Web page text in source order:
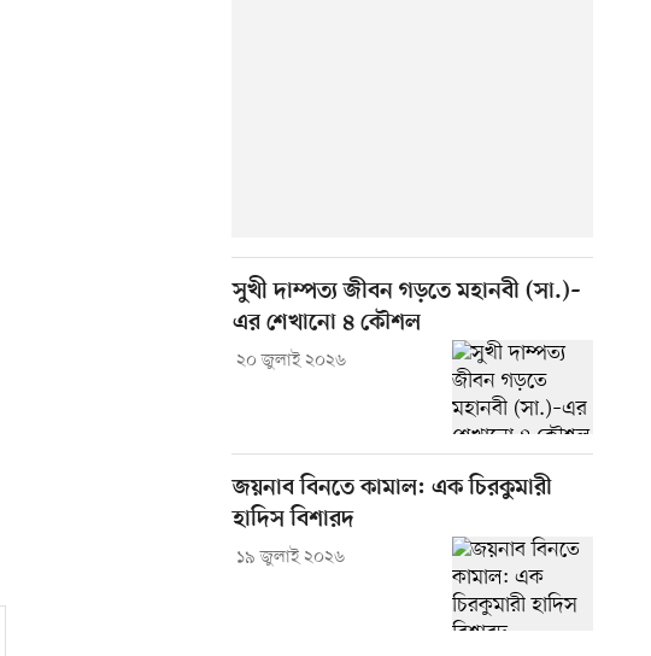
সুখী দাম্পত্য জীবন গড়তে মহানবী (সা.)–
এর শেখানো ৪ কৌশল
২০ জুলাই ২০২৬
জয়নাব বিনতে কামাল: এক চিরকুমারী
হাদিস বিশারদ
১৯ জুলাই ২০২৬